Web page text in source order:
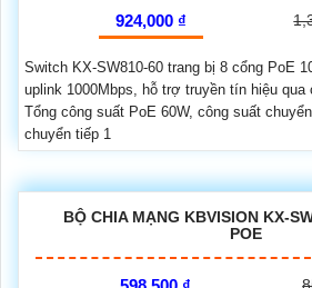
924,000 ₫
Switch KX-SW810-60 trang bị 8 cổng PoE
uplink 1000Mbps, hỗ trợ truyền tín hiệu qua
Tổng công suất PoE 60W, công suất
chuyển tiếp 1
BỘ CHIA MẠNG KBVISION KX-
POE